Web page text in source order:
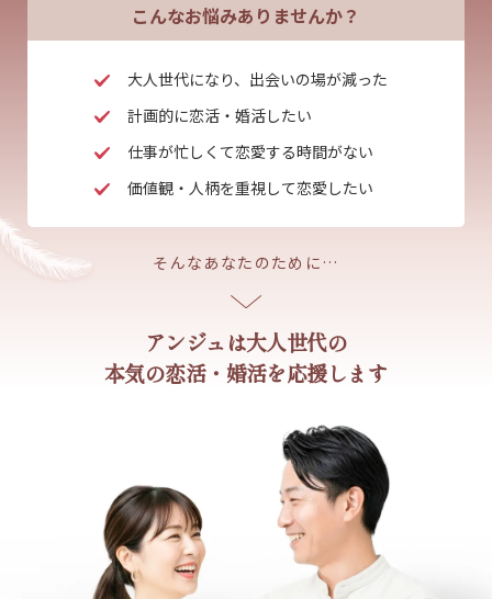
こんなお悩みありませんか？
大人世代になり、出会いの場が減った
計画的に恋活・婚活したい
仕事が忙しくて恋愛する時間がない
価値観・人柄を重視して恋愛したい
そんなあなたのために…
アンジュは大人世代の
本気の恋活・婚活を応援します